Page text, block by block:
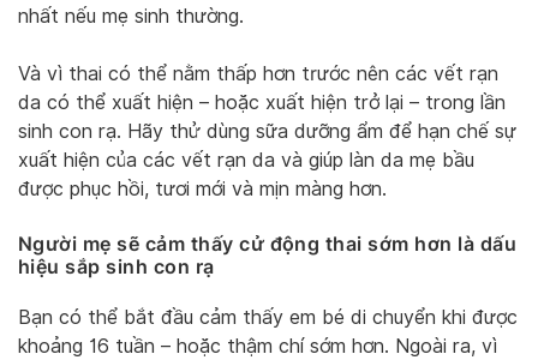
nhất nếu mẹ sinh thường.
Và vì thai có thể nằm thấp hơn trước nên các vết rạn
da có thể xuất hiện – hoặc xuất hiện trở lại – trong lần
sinh con rạ. Hãy thử dùng sữa dưỡng ẩm để hạn chế sự
xuất hiện của các vết rạn da và giúp làn da mẹ bầu
được phục hồi, tươi mới và mịn màng hơn.
Người mẹ sẽ cảm thấy cử động thai sớm hơn là dấu
hiệu sắp sinh con rạ
Bạn có thể bắt đầu cảm thấy em bé di chuyển khi được
khoảng 16 tuần – hoặc thậm chí sớm hơn. Ngoài ra, vì